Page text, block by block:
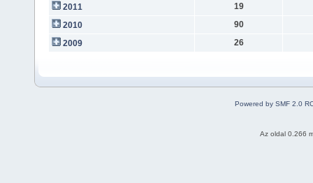
2011
19
2010
90
2009
26
Powered by SMF 2.0
Az oldal 0.266